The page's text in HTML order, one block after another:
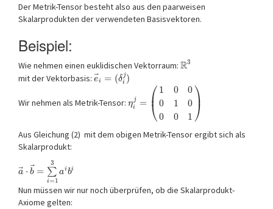
Der Metrik-Tensor besteht also aus den paarweisen
Skalarprodukten der verwendeten Basisvektoren.
Beispiel:
Wie nehmen einen euklidischen Vektorraum: R3
mit der Vektorbasis: e⃗i = (δ j
i )
Wir nehmen als Metrik-Tensor: η j
i
= ⎛
⎝
⎜ 1
0
0
0
1
0
0
0
1
⎞
⎠⎟
Aus Gleichung (2) mit dem obigen Metrik-Tensor ergibt sich als
Skalarprodukt:
a ⋅ b⃗ = ∑
i=1
3
aibi
Nun müssen wir nur noch überprüfen, ob die Skalarprodukt-
Axiome gelten: